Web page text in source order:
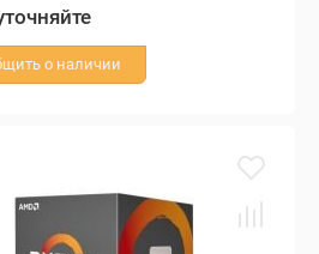
о наличии